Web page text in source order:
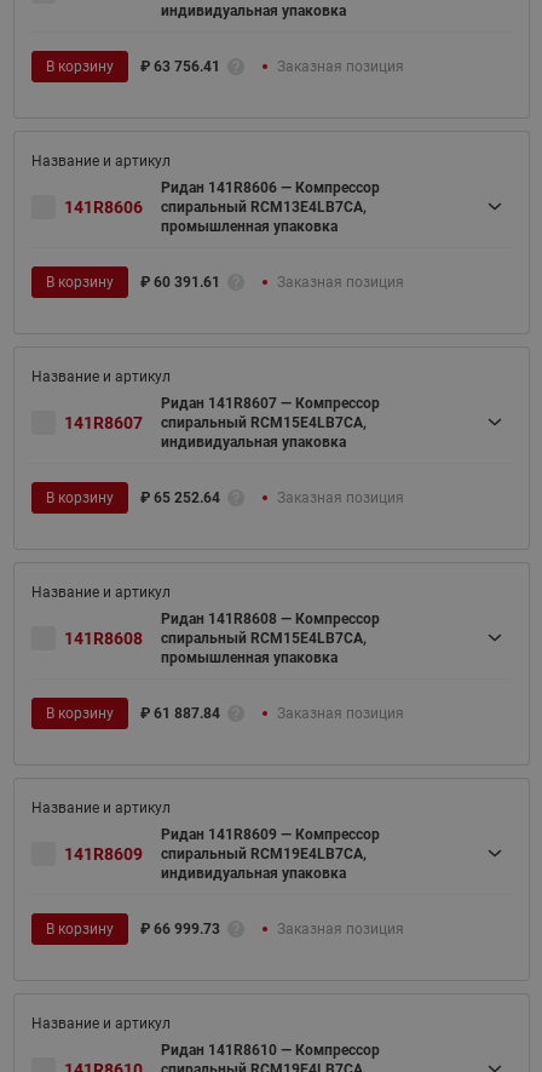
индивидуальная упаковка
В корзину ₽ 63 756.41 Заказная позиция
141R8606
Ридан 141R8606 — Компрессор
спиральный RCM13E4LB7CA,
промышленная упаковка
В корзину ₽ 60 391.61 Заказная позиция
141R8607
Ридан 141R8607 — Компрессор
спиральный RCM15E4LB7CA,
индивидуальная упаковка
В корзину ₽ 65 252.64 Заказная позиция
141R8608
Ридан 141R8608 — Компрессор
спиральный RCM15E4LB7CA,
промышленная упаковка
В корзину ₽ 61 887.84 Заказная позиция
141R8609
Ридан 141R8609 — Компрессор
спиральный RCM19E4LB7CA,
индивидуальная упаковка
В корзину ₽ 66 999.73 Заказная позиция
Ридан 141R8610 — Компрессор